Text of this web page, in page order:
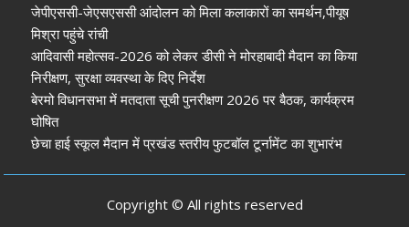
जेपीएससी-जेएसएससी आंदोलन को मिला कलाकारों का समर्थन,पीयूष
मिश्रा पहुंचे रांची
आदिवासी महोत्सव-2026 को लेकर डीसी ने मोरहाबादी मैदान का किया
निरीक्षण, सुरक्षा व्यवस्था के दिए निर्देश
बेरमो विधानसभा में मतदाता सूची पुनरीक्षण 2026 पर बैठक, कार्यक्रम
घोषित
छेचा हाई स्कूल मैदान में प्रखंड स्तरीय फुटबॉल टूर्नामेंट का शुभारंभ
Copyright © All rights reserved